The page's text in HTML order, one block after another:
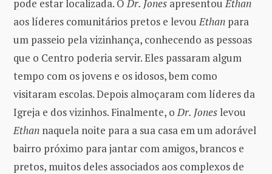
pode estar localizada. ODr. Jones apresentouEthan
aos líderes comunitários pretos e levouEthan para
um passeio pela vizinhança, conhecendo as pessoas
que o Centro poderia servir. Eles passaram algum
tempo com os jovens e os idosos, bem como
visitaram escolas. Depois almoçaram com líderes da
Igreja e dos vizinhos. Finalmente, oDr. Jones levou
Ethan naquela noite para a sua casa em um adorável
bairro próximo para jantar com amigos, brancos e
pretos, muitos deles associados aos complexos de